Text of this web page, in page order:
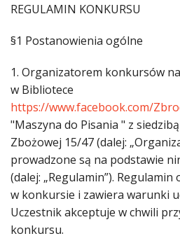
REGULAMIN KONKURSU
§1 Postanowienia ogólne
1. Organizatorem konkursów
w Bibliotece
https://www.facebook.com/
"Maszyna do Pisania " z
Zbożowej 15/47 (dalej:
prowadzone są na podstawie
(dalej: „Regulamin”). Regulamin
w konkursie i zawiera warunki
Uczestnik akceptuje w chwili
konkursu.